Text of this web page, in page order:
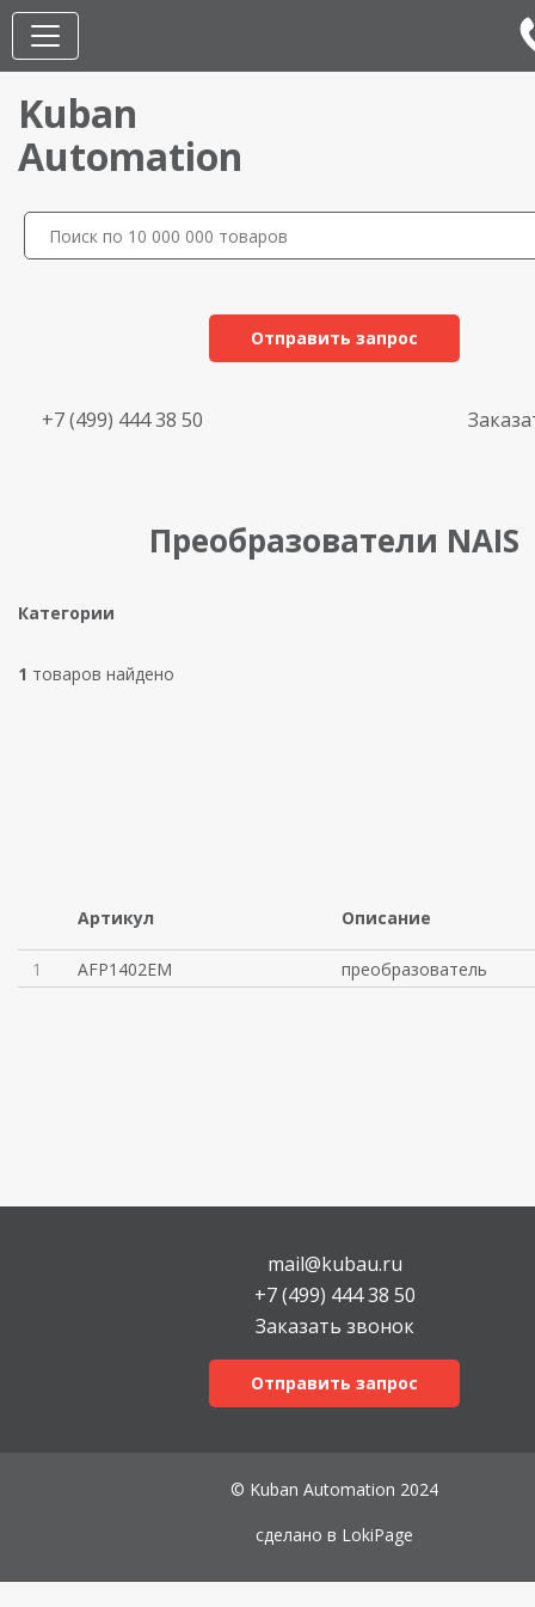
Kuban
Automation
Отправить запрос
+7 (499) 444 38 50
Преобразователи NAIS
Категории
1 товаров найдено
Артикул Описание
1 AFP1402EM преобразователь
mail@kubau.ru
+7 (499) 444 38 50
Заказать звонок
Отправить запрос
© Kuban Automation 2024
сделано в LokiPage